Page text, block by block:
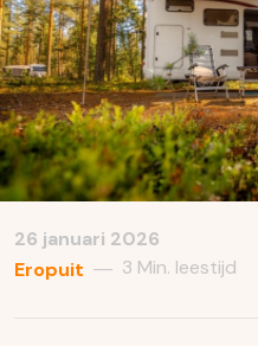
26 januari 2026
Eropuit — 3 Min. leestijd